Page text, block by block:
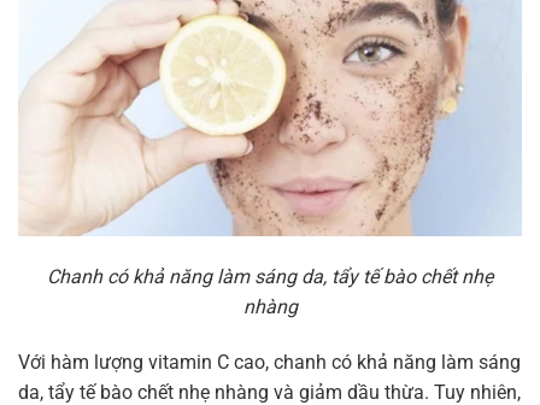
Chanh có khả năng làm sáng da, tẩy tế bào chết nhẹ
nhàng
Với hàm lượng vitamin C cao, chanh có khả năng làm sáng
da, tẩy tế bào chết nhẹ nhàng và giảm dầu thừa. Tuy nhiên,